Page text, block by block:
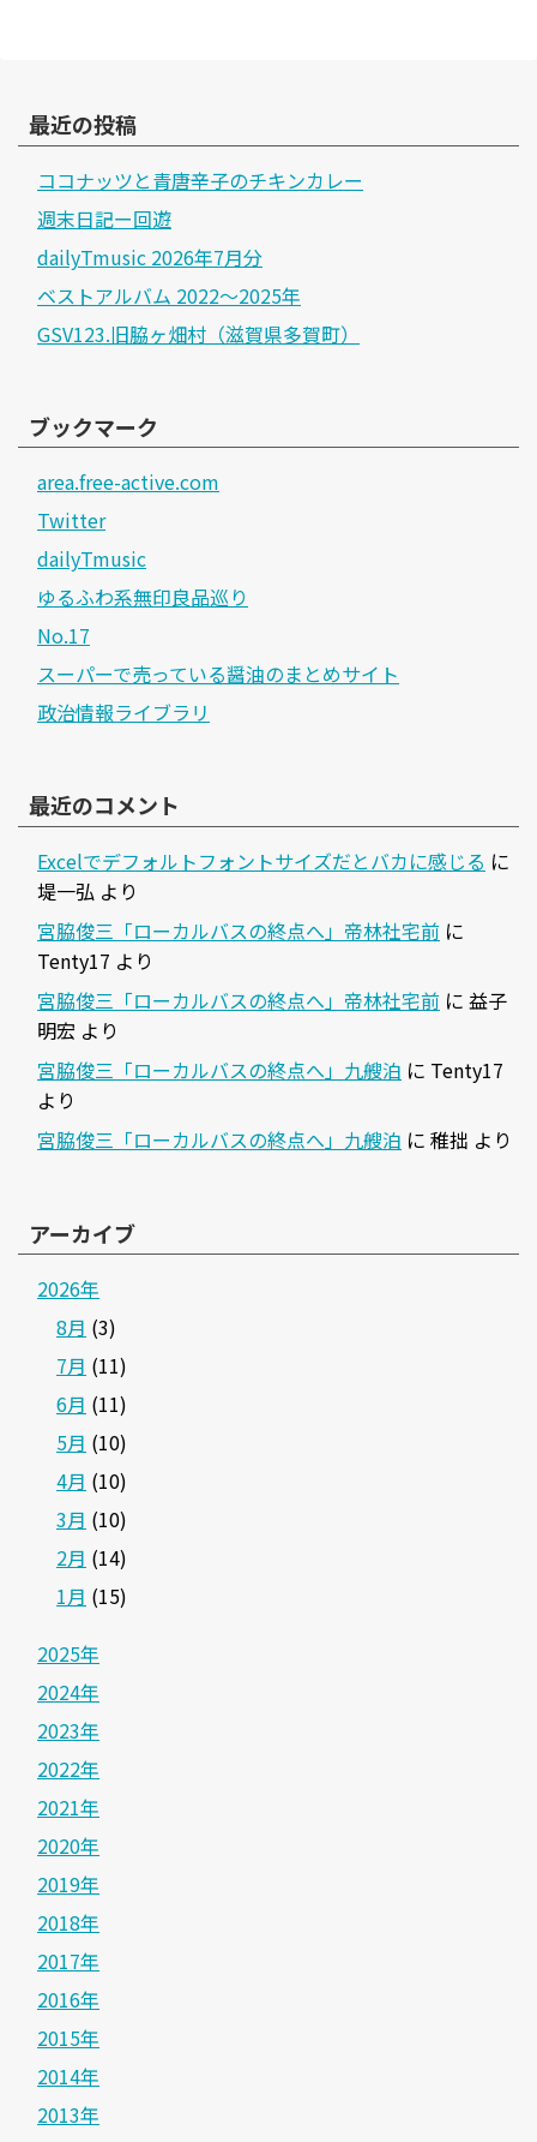
最近の投稿
ココナッツと青唐辛子のチキンカレー
週末日記ー回遊
dailyTmusic 2026年7月分
ベストアルバム 2022～2025年
GSV123.旧脇ヶ畑村（滋賀県多賀町）
ブックマーク
area.free-active.com
Twitter
dailyTmusic
ゆるふわ系無印良品巡り
No.17
スーパーで売っている醤油のまとめサイト
政治情報ライブラリ
最近のコメント
Excelでデフォルトフォントサイズだとバカに感じる に
堤一弘 より
宮脇俊三「ローカルバスの終点へ」帝林社宅前 に
Tenty17 より
宮脇俊三「ローカルバスの終点へ」帝林社宅前 に 益子
明宏 より
宮脇俊三「ローカルバスの終点へ」九艘泊 に Tenty17
より
宮脇俊三「ローカルバスの終点へ」九艘泊 に 稚拙 より
アーカイブ
2026年
8月 (3)
7月 (11)
6月 (11)
5月 (10)
4月 (10)
3月 (10)
2月 (14)
1月 (15)
2025年
2024年
2023年
2022年
2021年
2020年
2019年
2018年
2017年
2016年
2015年
2014年
2013年